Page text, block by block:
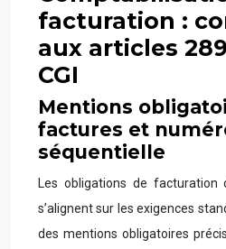
facturation :
aux articles
CGI
Mentions
factures et
séquentielle
Les obligations de facturation
s’alignent sur les exigences
des mentions obligatoires